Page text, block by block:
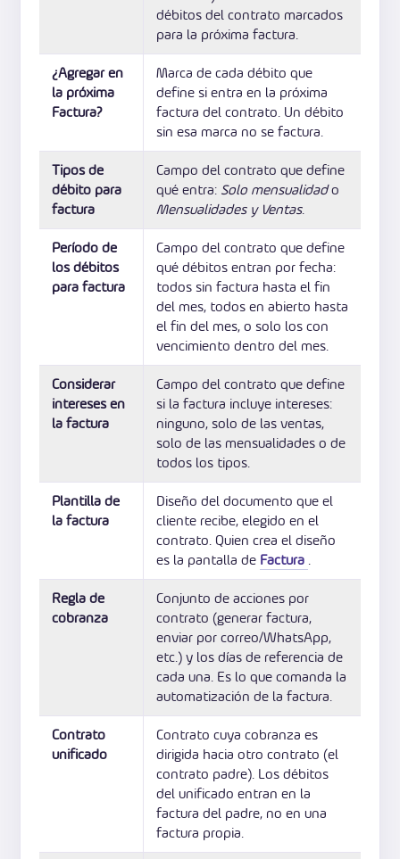
débitos del contrato marcados
para la próxima factura.
¿Agregar en
la próxima
Factura?
Marca de cada débito que
define si entra en la próxima
factura del contrato. Un débito
sin esa marca no se factura.
Tipos de
débito para
factura
Campo del contrato que define
qué entra: Solo mensualidado
Mensualidades y Ventas.
Período de
los débitos
para factura
Campo del contrato que define
qué débitos entran por fecha:
todos sin factura hasta el fin
del mes, todos en abierto hasta
el fin del mes, o solo los con
vencimiento dentro del mes.
Considerar
intereses en
la factura
Campo del contrato que define
si la factura incluye intereses:
ninguno, solo de las ventas,
solo de las mensualidades o de
todos los tipos.
Plantilla de
la factura
Diseño del documento que el
cliente recibe, elegido en el
contrato. Quien crea el diseño
es la pantalla de Factura .
Regla de
cobranza
Conjunto de acciones por
contrato (generar factura,
enviar por correo/WhatsApp,
etc.) y los días de referencia de
cada una. Es lo que comanda la
automatización de la factura.
Contrato
unificado
Contrato cuya cobranza es
dirigida hacia otro contrato (el
contrato padre). Los débitos
del unificado entran en la
factura del padre, no en una
factura propia.